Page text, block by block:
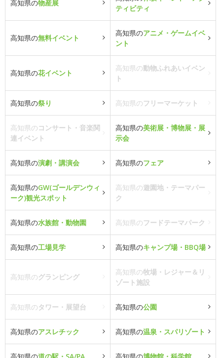
高知県の物産展
ティビティ
高知県の無料イベント
高知県のアニメ・ゲームイベ
ント
高知県の花イベント
高知県の動物ふれあいイベン
ト
高知県の祭り 高知県のフリーマーケット
高知県のコンサート・音楽関
連イベント
高知県の美術展・博物展・展
示会
高知県の演劇・講演会 高知県のフェア
高知県のGW(ゴールデンウィ
ーク)観光スポット
高知県の遊園地・テーマパー
ク
高知県の水族館・動物園 高知県のフードテーマパーク
高知県の工場見学 高知県のキャンプ場・BBQ場
高知県のグランピング
高知県の牧場・レジャー＆リ
ゾート施設
高知県のタワー・展望台 高知県の公園
高知県のアスレチック 高知県の温泉・スパリゾート
高知県の道の駅・SA/PA 高知県の博物館・科学館